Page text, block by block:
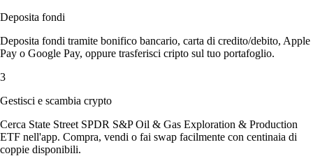
Deposita fondi
Deposita fondi tramite bonifico bancario, carta di credito/debito, Apple
Pay o Google Pay, oppure trasferisci cripto sul tuo portafoglio.
3
Gestisci e scambia crypto
Cerca State Street SPDR S&P Oil & Gas Exploration & Production
ETF nell'app. Compra, vendi o fai swap facilmente con centinaia di
coppie disponibili.